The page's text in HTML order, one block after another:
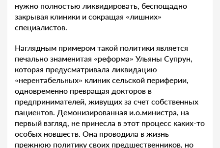
нужно полностью ликвидировать, беспощадно
закрывая клиники и сокращая «лишних»
специалистов.
Наглядным примером такой политики является
печально знаменитая «реформа» Ульяны Супрун,
которая предусматривала ликвидацию
«нерентабельных» клиник сельской периферии,
одновременно превращая докторов в
предпринимателей, живущих за счет собственных
пациентов. Демонизированная и.о.министра, на
первый взгляд, не принесла в этот процесс каких-то
особых новшеств. Она проводила в жизнь
прежнюю политику своих предшественников, но